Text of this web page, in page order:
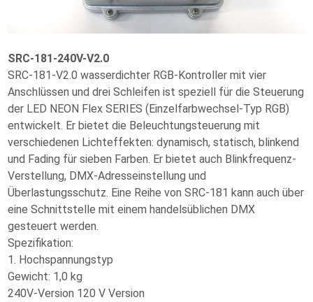
SRC-181-240V-V2.0
SRC-181-V2.0 wasserdichter RGB-Kontroller mit vier
Anschlüssen und drei Schleifen ist speziell für die Steuerung
der LED NEON Flex SERIES (Einzelfarbwechsel-Typ RGB)
entwickelt. Er bietet die Beleuchtungsteuerung mit
verschiedenen Lichteffekten: dynamisch, statisch, blinkend
und Fading für sieben Farben. Er bietet auch Blinkfrequenz-
Verstellung, DMX-Adresseinstellung und
Überlastungsschutz. Eine Reihe von SRC-181 kann auch über
eine Schnittstelle mit einem handelsüblichen DMX
gesteuert werden.
Spezifikation:
1. Hochspannungstyp
Gewicht: 1,0 kg
240V-Version 120 V Version